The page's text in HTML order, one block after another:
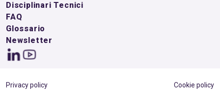
Disciplinari Tecnici
FAQ
Glossario
Newsletter
Privacy policy Cookie policy